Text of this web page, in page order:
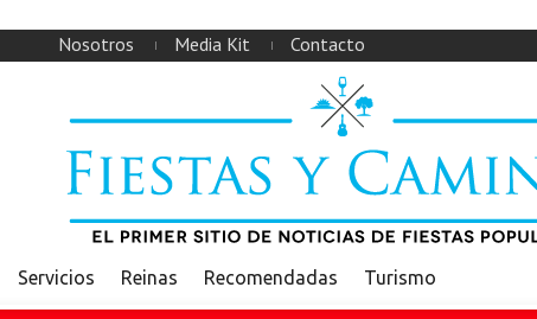
Nosotros Media Kit Contacto
Servicios Reinas Recomendadas Turismo